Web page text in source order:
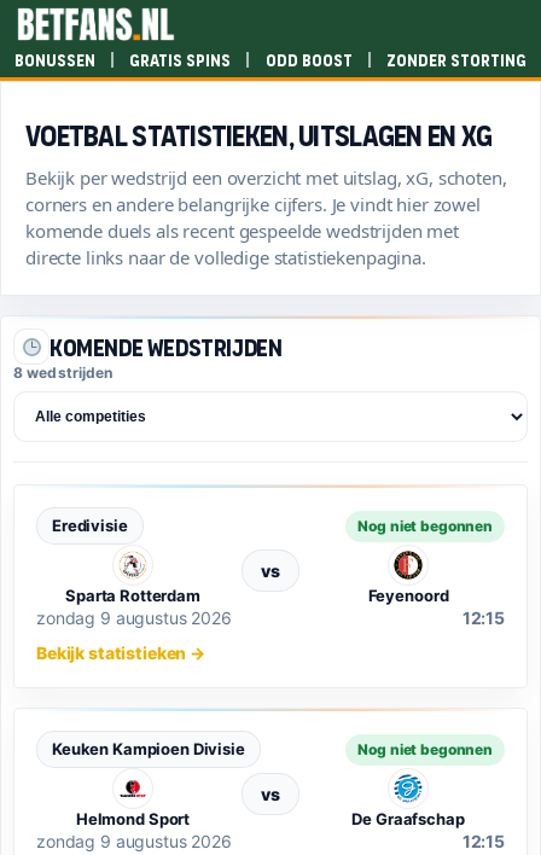
Bonussen | Gratis spins | Odd boost | Zonder storting
Voetbal statistieken, uitslagen en xG
Bekijk per wedstrijd een overzicht met uitslag, xG, schoten,
corners en andere belangrijke cijfers. Je vindt hier zowel
komende duels als recent gespeelde wedstrijden met
directe links naar de volledige statistiekenpagina.
Komende wedstrijden
8 wedstrijden
Eredivisie Nog niet begonnen
Sparta Rotterdam
vs
Feyenoord
zondag 9 augustus 2026
12:15
Bekijk statistieken →
Keuken Kampioen Divisie Nog niet begonnen
Helmond Sport
vs
De Graafschap
zondag 9 augustus 2026
12:15